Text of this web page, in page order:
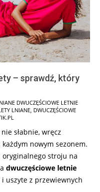
– sprawdź, który
DWUCZĘŚCIOWE LETNIE
LNIANE, DWUCZĘŚCIOWE
słabnie, wręcz
nowym sezonem.
oryginalnego stroju na
dwuczęściowe letnie
uszyte z przewiewnych